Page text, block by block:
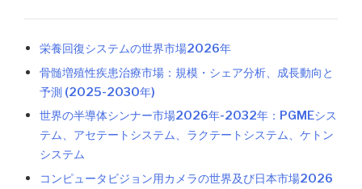
栄養回復システムの世界市場2026年
骨髄増殖性疾患治療市場：規模・シェア分析、成長動向と
予測 (2025-2030年)
世界の半導体シンナー市場2026年-2032年：PGMEシス
テム、アセテートシステム、ラクテートシステム、ケトン
システム
コンピュータビジョン用カメラの世界及び日本市場2026